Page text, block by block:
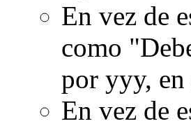
En vez de
como
por yyy,
En vez de